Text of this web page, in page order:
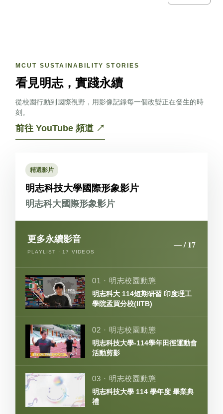
MCUT SUSTAINABILITY STORIES
看見明志，實踐永續
從校園行動到國際視野，用影像記錄每一個改變正在發生的時
刻。
前往 YouTube 頻道 ↗
精選影片
明志科技大學國際形象影片
明志科大國際形象影片
更多永續影音
PLAYLIST · 17 VIDEOS
— / 17
01 · 明志校園動態
明志科大 114短期研習 印度理工
學院孟買分校(IITB)
02 · 明志校園動態
明志科技大學-114學年田徑運動會
活動剪影
03 · 明志校園動態
明志科技大學 114 學年度 畢業典
禮